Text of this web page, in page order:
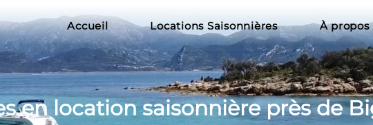
Accueil Locations Saisonnières À propos
en location saisonnière près de